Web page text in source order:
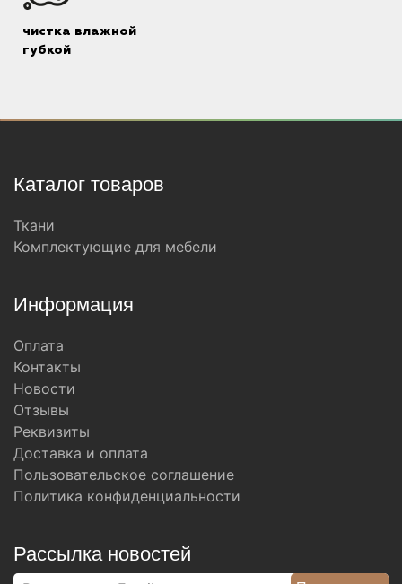
чистка влажной
губкой
Каталог товаров
Ткани
Комплектующие для мебели
Информация
Оплата
Контакты
Новости
Отзывы
Реквизиты
Доставка и оплата
Пользовательское соглашение
Политика конфиденциальности
Рассылка новостей